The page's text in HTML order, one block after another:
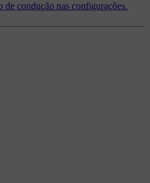
de condução nas configurações.